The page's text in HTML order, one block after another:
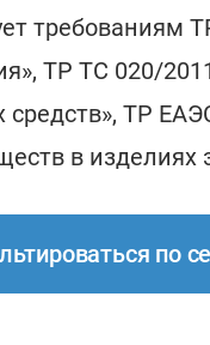
требованиям
ТР ТС 020/
средств», ТР
в изделиях
по